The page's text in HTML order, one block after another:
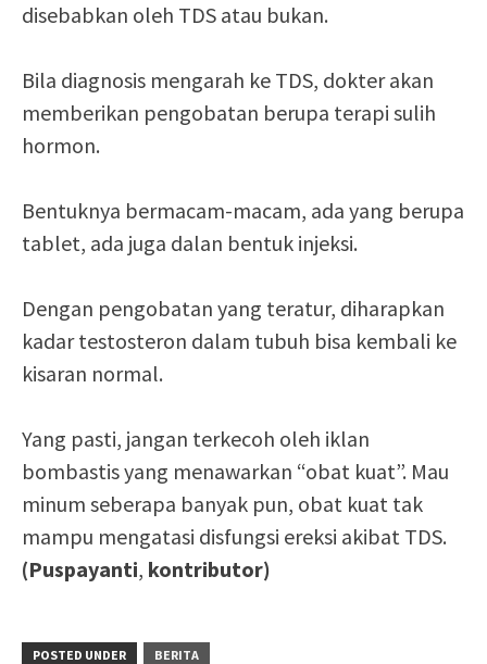
disebabkan oleh TDS atau bukan.
Bila diagnosis mengarah ke TDS, dokter akan
memberikan pengobatan berupa terapi sulih
hormon.
Bentuknya bermacam-macam, ada yang berupa
tablet, ada juga dalan bentuk injeksi.
Dengan pengobatan yang teratur, diharapkan
kadar testosteron dalam tubuh bisa kembali ke
kisaran normal.
Yang pasti, jangan terkecoh oleh iklan
bombastis yang menawarkan “obat kuat”. Mau
minum seberapa banyak pun, obat kuat tak
mampu mengatasi disfungsi ereksi akibat TDS.
(Puspayanti, kontributor)
POSTED UNDER BERITA